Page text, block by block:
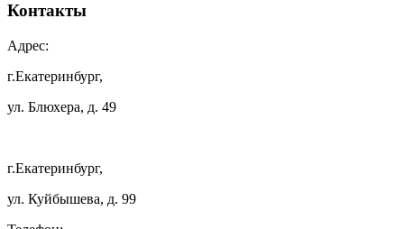
Контакты
Адрес:
г.Екатеринбург,
ул. Блюхера, д. 49
г.Екатеринбург,
ул. Куйбышева, д. 99